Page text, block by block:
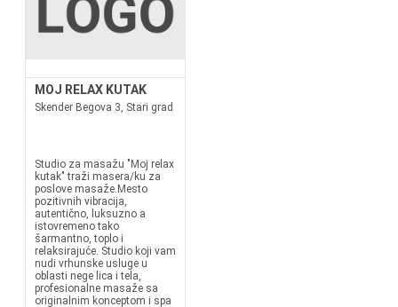
MOJ RELAX KUTAK
Skender Begova 3, Stari grad
Studio za masažu "Moj relax
kutak" traži masera/ku za
poslove masaže.Mesto
pozitivnih vibracija,
autentično, luksuzno a
istovremeno tako
šarmantno, toplo i
relaksirajuće. Studio koji vam
nudi vrhunske usluge u
oblasti nege lica i tela,
profesionalne masaže sa
originalnim konceptom i spa